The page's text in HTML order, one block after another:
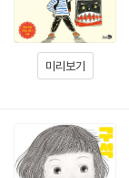
미리보기